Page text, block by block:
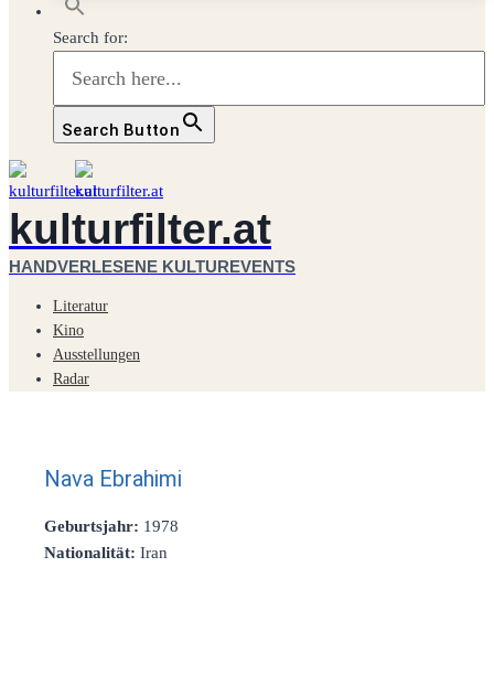
Search for:
Search Button
kulturfilter.at
HANDVERLESENE KULTUREVENTS
Literatur
Kino
Ausstellungen
Radar
Nava Ebrahimi
Geburtsjahr: 1978
Nationalität: Iran